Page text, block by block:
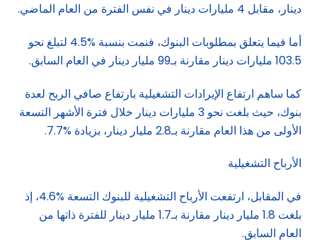
دينار، مقابل 4 مليارات دينار في نفس الفترة من العام الماضي.
أما فيما يتعلق بمطلوبات البنوك، فنمت بنسبة %4.5 لتبلغ نحو
103.5 مليارات دينار مقارنة بـ99 مليار دينار في العام السابق.
كما ساهم ارتفاع الإيرادات التشغيلية بارتفاع صافي الربح لعدة
بنوك، حيث بلغت نحو 3 مليارات دينار خلال فترة الأشهر التسعة
الأولى من هذا العام مقارنة بـ2.8 مليار دينار، بزيادة %7.7.
الأرباح التشغيلية
في المقابل، ارتفعت الأرباح التشغيلية للبنوك التسعة %4.6، إذ
بلغت 1.8 مليار دينار مقارنة بـ1.7 مليار دينار للفترة ذاتها من
العام السابق.